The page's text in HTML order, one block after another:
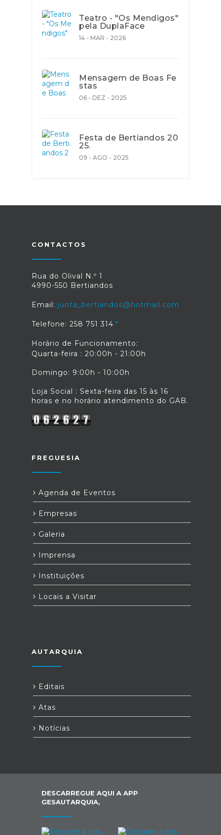
Teatro - "Os Mendigos"
pela DuplaFace
14 - MAR - 2026
Mensagem de Boas Fe
stas
06 - DEZ - 2025
Festa de Bertiandos 20
25.
09 - AGO - 2025
CONTACTOS
Rua do Olival N.º 1
4990-550 Bertiandos
Email: junta_bertiandos@hotmail.com
Telefone: 258 751 314
Horário de Funcionamento:
Quarta-feira : 20:00h - 21:00h
Domingo: 9:00h - 10:00h
Loja Social : Sexta-feira das 15 às 16
horas e no horário atendimento do GAB.
FREGUESIA
Agenda de Eventos
Empresas
Galeria
Imprensa
Instituições
Locais a Visitar
AUTARQUIA
Editais
Atas
Notícias
DESCARREGUE AQUI A APP
GESAUTARQUIA,